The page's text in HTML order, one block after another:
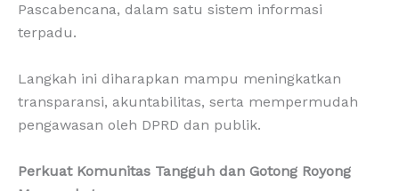
Pascabencana, dalam satu sistem informasi
terpadu.
Langkah ini diharapkan mampu meningkatkan
transparansi, akuntabilitas, serta mempermudah
pengawasan oleh DPRD dan publik.
Perkuat Komunitas Tangguh dan Gotong Royong